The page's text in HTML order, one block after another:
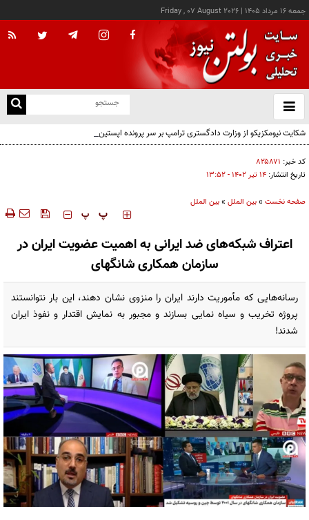
جمعه ۱۶ مرداد ۱۴۰۵ |
Friday , 07 August 2026
باز
و
شکایت نیومکزیکو از وزارت دادگستری ترامپ بر سر پرونده اپستین
کد خبر: ۸۲۵۸۷۱
تاریخ انتشار: ۱۴ تير ۱۴۰۲ - ۱۳:۵۲
صفحه نخست »بین الملل »بین الملل
‍‍‍ پ پ
اعتراف شبکه‌های ضد ایرانی به اهمیت عضویت ایران در
سازمان همکاری شانگهای
رسانه‌هایی که مأموریت دارند ایران را منزوی نشان دهند، این بار نتوانستند
پروژه تخریب و سیاه نمایی بسازند و مجبور به نمایش اقتدار و نفوذ ایران
شدند!